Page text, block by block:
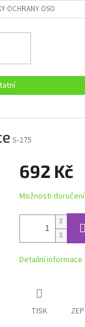
OCHRANY OSOBNÍCH
S-275
692 Kč
Měrná
cena:
Možnosti doručení
Detailní informace
TISK